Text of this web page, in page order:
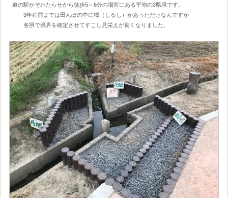
道の駅かぞわたらせから徒歩5～6分の場所にある平地の3県境です。
3年程前までは田んぼの中に標（しるし）があっただけなんですが
各県で境界を確定させてすこし見栄えが良くなりました。